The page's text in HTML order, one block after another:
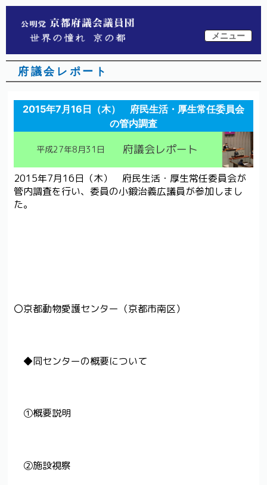
メニュー
府議会レポート
2015年7月16日（木） 府民生活・厚生常任委員会
の管内調査
平成27年8月31日 府議会レポート
2015年7月16日（木） 府民生活・厚生常任委員会が
管内調査を行い、委員の小鍛治義広議員が参加しまし
た。
〇京都動物愛護センター（京都市南区）
◆同センターの概要について
①概要説明
②施設視察